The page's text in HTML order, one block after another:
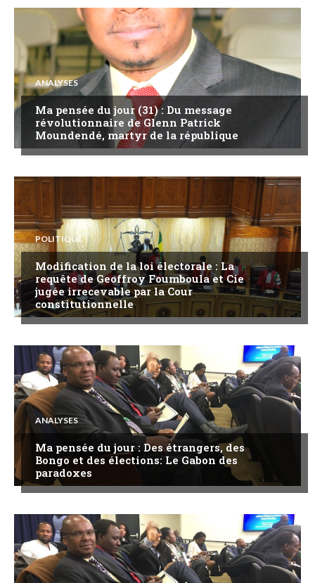
ANALYSES
Ma pensée du jour (31) : Du message
révolutionnaire de Glenn Patrick
Moundendé, martyr de la république
POLITIQUE
Modification de la loi électorale : La
requête de Geoffroy Foumboula et Cie
jugée irrecevable par la Cour
constitutionnelle
ANALYSES
Ma pensée du jour : Des étrangers, des
Bongo et des élections: Le Gabon des
paradoxes